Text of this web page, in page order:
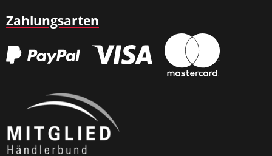
Zahlungsarten